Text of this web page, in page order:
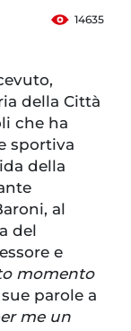
14635
della Città
che ha
sportiva
della
al
del
e
momento
parole a
me un